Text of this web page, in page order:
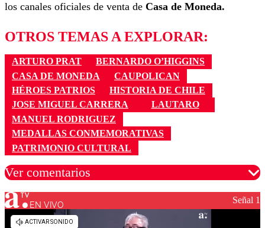
los canales oficiales de venta de Casa de Moneda.
OTROS TEMAS A EXPLORAR:
ARTURO PRAT
BERNARDO O’HIGGINS
CASA DE MONEDA
CAUPOLICAN
HÉROES PATRIOS
HISTORIA DE CHILE
JOSE MIGUEL CARRERA
LAUTARO
MANUEL RODRIGUEZ
MEDALLAS CONMEMORATIVAS
PATRIMONIO CULTURAL
Ver comentarios
Los comentarios son moderados para garantizar un
diálogo respetuoso.
EN VIVO Señal 1